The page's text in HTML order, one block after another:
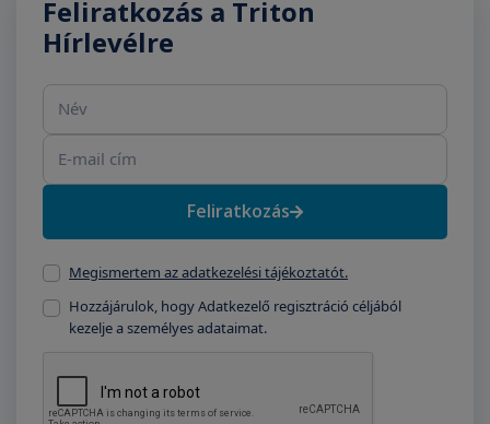
Feliratkozás a Triton
Hírlevélre
Név
E-mail cím
Feliratkozás
Megismertem az adatkezelési tájékoztatót.
Hozzájárulok, hogy Adatkezelő regisztráció céljából
kezelje a személyes adataimat.